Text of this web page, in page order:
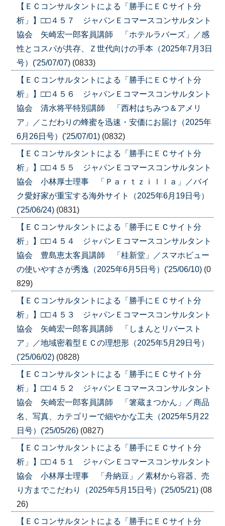
【ＥＣコンサルタントによる「勝手にＥＣサイト分
析」】□□４５７ ジャパンＥコマースコンサルタント
協会 矢崎宏一郎客員講師 「ホテルラバーズ」／感
性とコスパが共存、Ｚ世代向けの手本（2025年7月3日
号）('25/07/07) (0833)
【ＥＣコンサルタントによる「勝手にＥＣサイト分
析」】□□４５６ ジャパンＥコマースコンサルタント
協会 清水将平特別講師 「西村はちみつ＆アメリ
ア」／こだわりの蜂蜜を迅速・安価にお届け（2025年
6月26日号）('25/07/01) (0832)
【ＥＣコンサルタントによる「勝手にＥＣサイト分
析」】□□４５５ ジャパンＥコマースコンサルタント
協会 小林厚士理事 「Ｐａｒｔｚｉｌｌａ」／バイ
ク愛好家が重宝する海外サイト（2025年6月19日号）
('25/06/24) (0831)
【ＥＣコンサルタントによる「勝手にＥＣサイト分
析」】□□４５４ ジャパンＥコマースコンサルタント
協会 豊島恵太客員講師 「桂新堂」／スマホビュー
の使いやすさが秀逸（2025年6月5日号）('25/06/10) (0
829)
【ＥＣコンサルタントによる「勝手にＥＣサイト分
析」】□□４５３ ジャパンＥコマースコンサルタント
協会 矢崎宏一郎客員講師 「しまんとリバースト
ア」／地域密着型ＥＣの理想形（2025年5月29日号）
('25/06/02) (0828)
【ＥＣコンサルタントによる「勝手にＥＣサイト分
析」】□□４５２ ジャパンＥコマースコンサルタント
協会 矢崎宏一郎客員講師 「箸蔵まつかん」／商品
名、写真、カテゴリーで細やかな工夫（2025年5月22
日号）('25/05/26) (0827)
【ＥＣコンサルタントによる「勝手にＥＣサイト分
析」】□□４５１ ジャパンＥコマースコンサルタント
協会 小林厚士理事 「舟納豆」／素材から容器、売
り方までこだわり（2025年5月15日号）('25/05/21) (08
26)
【ＥＣコンサルタントによる「勝手にＥＣサイト分